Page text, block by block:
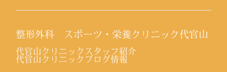
整形外科 スポーツ・栄養クリニック代官山
代官山クリニックスタッフ紹介
代官山クリニックブログ情報